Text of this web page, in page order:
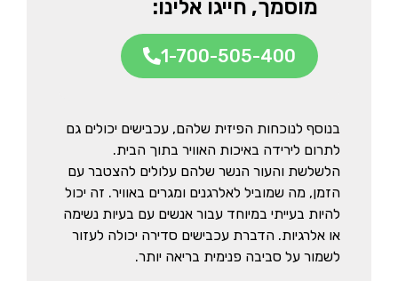
מוסמך, חייגו אלינו:
1-700-505-400
בנוסף לנוכחות הפיזית שלהם, עכבישים יכולים גם
לתרום לירידה באיכות האוויר בתוך הבית.
הלשלשת והעור הנשר שלהם עלולים להצטבר עם
הזמן, מה שמוביל לאלרגנים ומגרים באוויר. זה יכול
להיות בעייתי במיוחד עבור אנשים עם בעיות נשימה
או אלרגיות. הדברת עכבישים סדירה יכולה לעזור
לשמור על סביבה פנימית בריאה יותר.